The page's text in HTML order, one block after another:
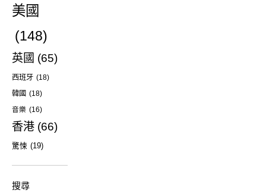
美國
(148)
英國 (65)
西班牙 (18)
韓國 (18)
音樂 (16)
香港 (66)
驚悚 (19)
搜尋